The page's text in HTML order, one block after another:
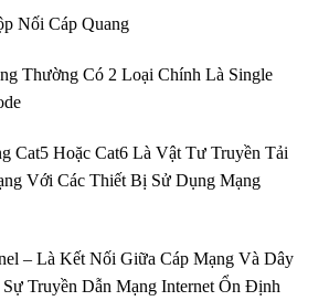
Nối Cáp Quang
Thường Có 2 Loại Chính Là Single
Cat5 Hoặc Cat6 Là Vật Tư Truyền Tải
Với Các Thiết Bị Sử Dụng Mạng
– Là Kết Nối Giữa Cáp Mạng Và Dây
Truyền Dẫn Mạng Internet Ổn Định